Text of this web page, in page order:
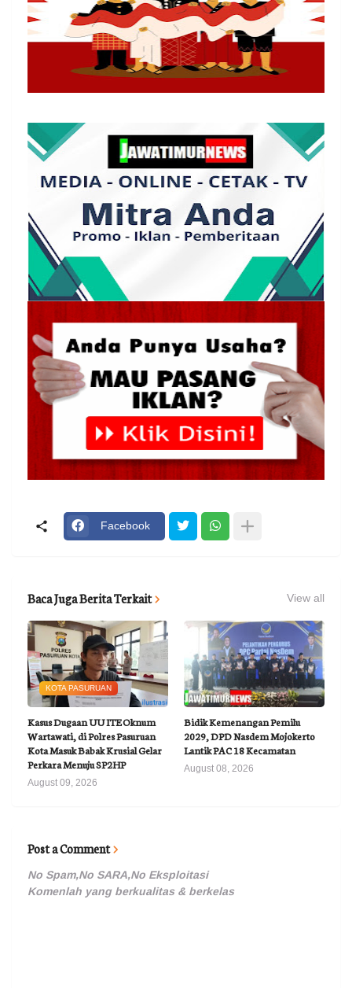
Facebook
Baca Juga Berita Terkait View all
KOTA PASURUAN
Kasus Dugaan UU ITE Oknum
Wartawati, di Polres Pasuruan
Kota Masuk Babak Krusial Gelar
Perkara Menuju SP2HP
August 09, 2026
Bidik Kemenangan Pemilu
2029, DPD Nasdem Mojokerto
Lantik PAC 18 Kecamatan
August 08, 2026
Post a Comment
No Spam,No SARA,No Eksploitasi
Komenlah yang berkualitas & berkelas